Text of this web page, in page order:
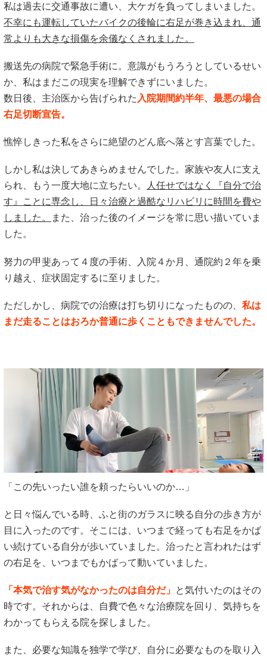
私は過去に交通事故に遭い、大ケガを負ってしまいました。
不幸にも運転していたバイクの後輪に右足が巻き込まれ、通
常よりも大きな損傷を余儀なくされました。
搬送先の病院で緊急手術に。意識がもうろうとしているせい
か、私はまだこの現実を理解できずにいました。
数日後、主治医から告げられた 入院期間約半年、最悪の場合
右足切断宣告。
憔悴しきった私をさらに絶望のどん底へ落とす言葉でした。
しかし私は決してあきらめませんでした。家族や友人に支え
られ、もう一度大地に立ちたい。
人任せではなく『自分で治
す』ことに専念し、日々治療と過酷なリハビリに時間を費や
しました。
また、治った後のイメージを常に思い描いていま
した。
努力の甲斐あって４度の手術、入院４か月、通院約２年を乗
り越え、症状固定するに至りました。
ただしかし、病院での治療は打ち切りになったものの、 私は
まだ走ることはおろか普通に歩くこともできませんでした。
「この先いったい誰を頼ったらいいのか…」
と日々悩んでいる時、ふと街のガラスに映る自分の歩き方が
目に入ったのです。そこには、いつまで経っても右足をかば
い続けている自分が歩いていました。治ったと言われたはず
の右足を、いつまでもかばって動いていました。
「本気で治す気がなかったのは自分だ」 と気付いたのはその
時です。それからは、自費で色々な治療院を回り、気持ちを
わかってもらえる院を探しました。
また、必要な知識を独学で学び、自分に必要なものを取り入